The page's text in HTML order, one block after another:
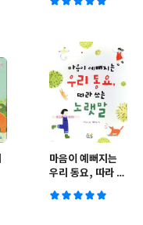
마음이 예뻐지는
우리 동요, 따라 쓰